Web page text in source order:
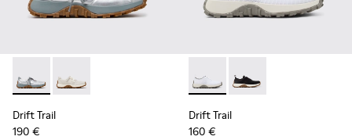
Drift Trail - K201988-001 - Zapatillas de piel y nobuk grises
Drift Trail - K201988-002 - Zapatillas blancas de piel
Drift Trail
190 €
Drift Trail - K202130-001 -
Drift Trail - K202130-
Drift Trail
160 €